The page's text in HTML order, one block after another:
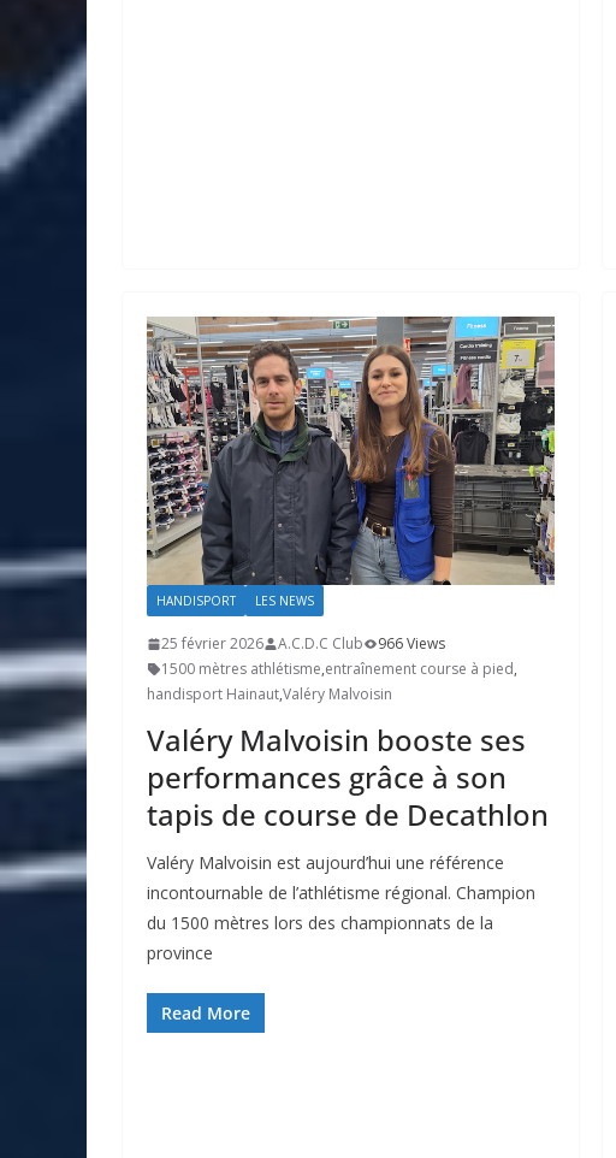
HANDISPORT LES NEWS
25 février 2026 A.C.D.C Club
966 Views
1500 mètres athlétisme,entraînement course à pied,
handisport Hainaut,Valéry Malvoisin
Valéry Malvoisin booste ses
performances grâce à son
tapis de course de Decathlon
Valéry Malvoisin est aujourd’hui une référence
incontournable de l’athlétisme régional. Champion
du 1500 mètres lors des championnats de la
province
Read More